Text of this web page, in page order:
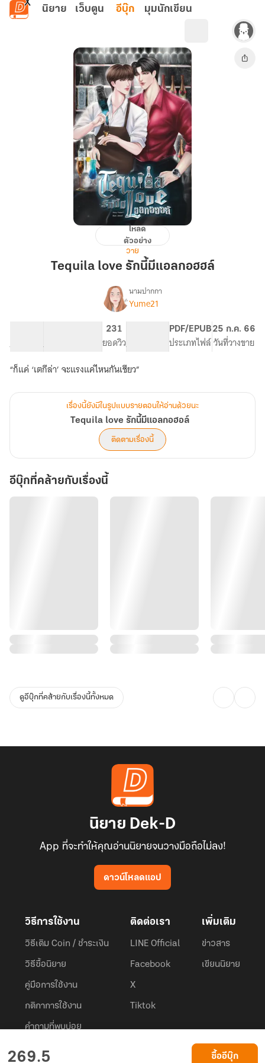
ข้ามไปยังเนื้อหาหลัก
นิยาย เว็บตูน อีบุ๊ก มุมนักเขียน
Tequila
รัก
โหลด
ตัวอย่าง
วาย
Tequila love รักนี้มีแอลกอฮฮล์
เรื่องTequila
แอลกอฮอล์
นามปากกา
Yume21
จำนวนคำ จำนวนหน้า (A5)
231
ยอดวิวระดับเนื้อหา
PDF/EPUB
ประเภทไฟล์
25 ก.ค. 66
วันที่วางขาย
269.5 ซื้ออีบุ๊ก
“ก็แค่ ‘เตกีล่า’ จะแรงแค่ไหนกันเชียว”
เรื่องนี้ยังมีในรูปแบบรายตอนให้อ่านด้วยนะ
Tequila love รักนี้มีแอลกอฮอล์
ติดตามเรื่องนี้
อีบุ๊กที่คล้ายกับเรื่องนี้
ดูอีบุ๊กที่คล้ายกับเรื่องนี้ทั้งหมด
นิยาย Dek-D
App ที่จะทำให้คุณอ่านนิยายจนวางมือถือไม่ลง!
ดาวน์โหลดแอป
วิธีการใช้งาน
วิธีเติม Coin / ชำระเงิน
วิธีซื้อนิยาย
คู่มือการใช้งาน
กติกาการใช้งาน
คำถามที่พบบ่อย
ติดต่อเรา
LINE Official
Facebook
X
Tiktok
เพิ่มเติม
ข่าวสาร
เขียนนิยาย
Dek-D.com ใช้คุกกี้เพื่อพัฒนาประสบการณ์ของ ผู้ใช้ให้ดียิ่งขึ้น
ยอมรับ